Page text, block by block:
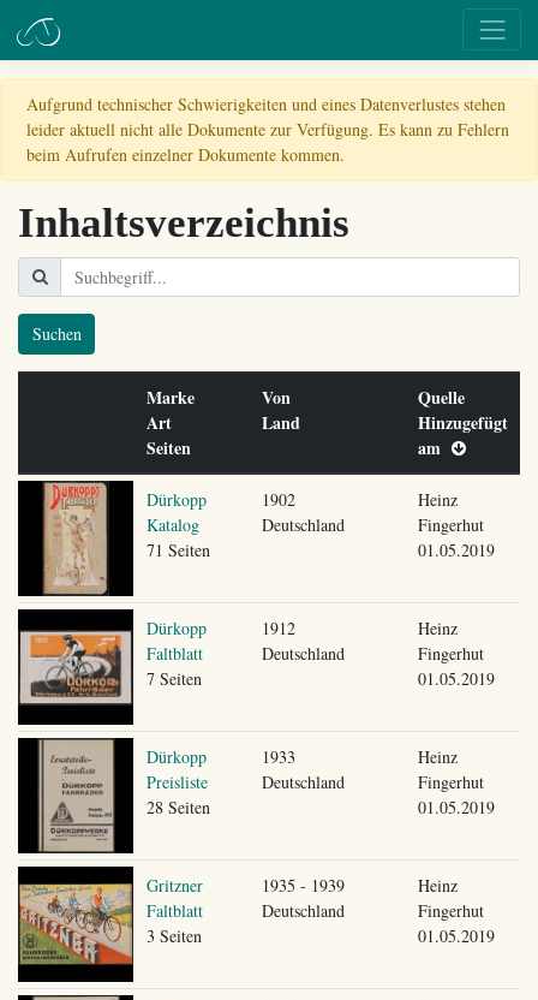
Aufgrund technischer Schwierigkeiten und eines Datenverlustes stehen
leider aktuell nicht alle Dokumente zur Verfügung. Es kann zu Fehlern
beim Aufrufen einzelner Dokumente kommen.
Inhaltsverzeichnis
Suchen
Marke
Art
Seiten
Von
Land
Quelle
Hinzugefügt
am
Dürkopp
Katalog
71 Seiten
1902
Deutschland
Heinz
Fingerhut
01.05.2019
Dürkopp
Faltblatt
7 Seiten
1912
Deutschland
Heinz
Fingerhut
01.05.2019
Dürkopp
Preisliste
28 Seiten
1933
Deutschland
Heinz
Fingerhut
01.05.2019
Gritzner
Faltblatt
3 Seiten
1935 - 1939
Deutschland
Heinz
Fingerhut
01.05.2019